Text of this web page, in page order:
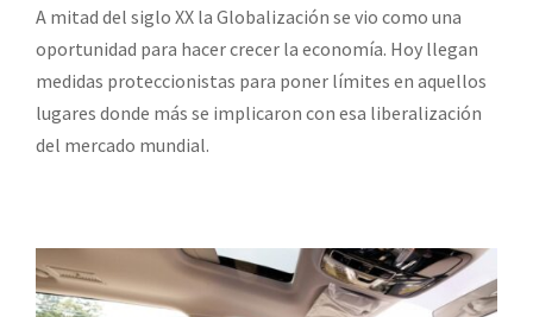
A mitad del siglo XX la Globalización se vio como una
oportunidad para hacer crecer la economía. Hoy llegan
medidas proteccionistas para poner límites en aquellos
lugares donde más se implicaron con esa liberalización
del mercado mundial.